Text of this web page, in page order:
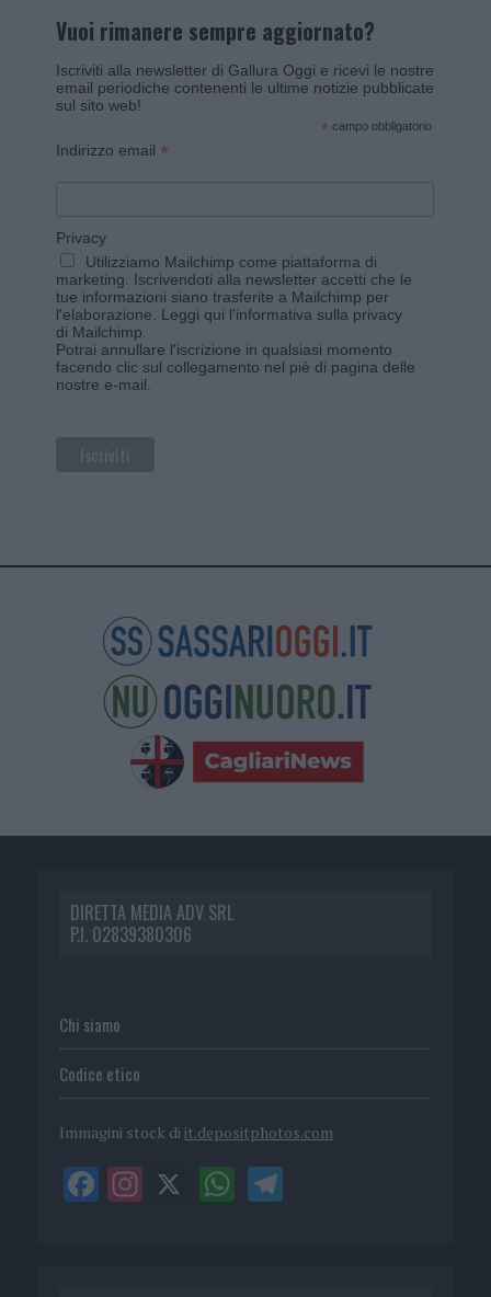
Vuoi rimanere sempre aggiornato?
Iscriviti alla newsletter di Gallura Oggi e ricevi le nostre
email periodiche contenenti le ultime notizie pubblicate
sul sito web!
* campo obbligatorio
Indirizzo email *
Privacy
Utilizziamo Mailchimp come piattaforma di
marketing. Iscrivendoti alla newsletter accetti che le
tue informazioni siano trasferite a Mailchimp per
l'elaborazione. Leggi qui l'informativa sulla privacy
di Mailchimp
Potrai annullare l'iscrizione in qualsiasi momento
facendo clic sul collegamento nel piè di pagina delle
nostre e-mail.
DIRETTA MEDIA ADV SRL
P.I. 02839380306
Chi siamo
Codice etico
Immagini stock di it.depositphotos.com